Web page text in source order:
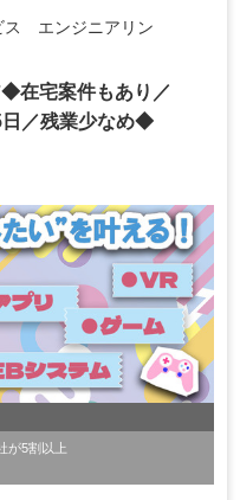
ス エンジニアリン
在宅案件もあり／
日／残業少なめ◆
が5割以上